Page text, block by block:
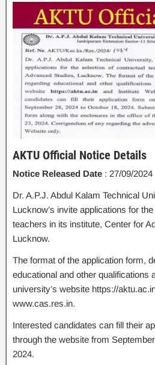
AKTU Official Notice Details
Notice Released Date : 27/09/2024
Dr. A.P.J. Abdul Kalam Technical
Lucknow’s invite applications for
teachers in its institute, Center for
Lucknow.
The format of the application form,
educational and other qualifications
university’s website https://
www.cas.res.in.
Interested candidates can fill their
through the website from
2024.